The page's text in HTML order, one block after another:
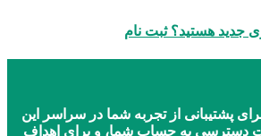
جدید هستید؟ ثبت نام
پشتیبانی از تجربه شما در سراسر این
دسترسی به حساب شما، و برای اهداف